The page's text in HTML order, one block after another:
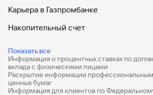
Карьера в Газпромбанке
Накопительный счет
Показать все
Дебетовые карты с бесплатным
Все накопительные счета
Информация о процентных ставках по
вклада с физическими лицами
Раскрытие информации
ценных бумаг
Информация для клиентов по